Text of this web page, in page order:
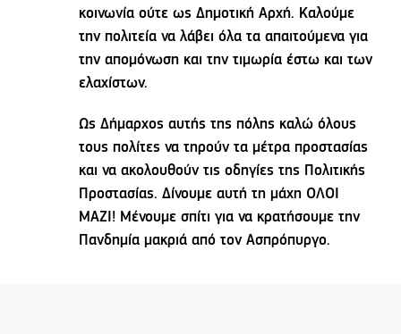
κοινωνία ούτε ως Δημοτική Αρχή. Καλούμε
την πολιτεία να λάβει όλα τα απαιτούμενα για
την απομόνωση και την τιμωρία έστω και των
ελαχίστων.
Ως Δήμαρχος αυτής της πόλης καλώ όλους
τους πολίτες να τηρούν τα μέτρα προστασίας
και να ακολουθούν τις οδηγίες της Πολιτικής
Προστασίας. Δίνουμε αυτή τη μάχη ΟΛΟΙ
ΜΑΖΙ! Μένουμε σπίτι για να κρατήσουμε την
Πανδημία μακριά από τον Ασπρόπυργο.